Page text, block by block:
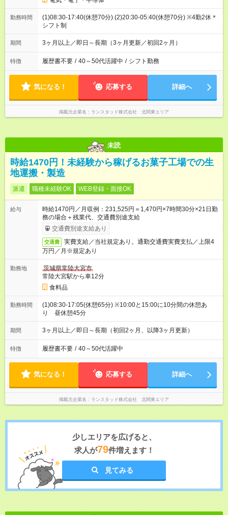
勤務時間
(1)08:30-17:40(休憩70分) (2)20:30-05:40(休憩70分) ※4勤2休＊
シフト制
期間 3ヶ月以上／即日～長期（3ヶ月更新／初回2ヶ月）
特徴 履歴書不要 / 40～50代活躍中 / シフト勤務
気になる！ 応募する 詳細へ
掲載元企業名 ランスタッド株式会社 北関東エリア
未読
時給1470円！未経験から稼げるお菓子工場での生
地運搬・製造
派遣 職種未経験OK WEB登録・面接OK
給与
時給1470円／月収例：231,525円＝1,470円×7時間30分×21日勤
務の場合＋残業代、交通費別途支給
交通費別途支給あり
交通費
実費支給／当社規定あり。通勤交通費実費支払／上限4
万円／月※規定あり
勤務地
茨城県常陸大宮市
常陸大宮駅から車12分
食料品
勤務時間
(1)08:30-17:05(休憩65分) ※10:00と15:00に10分間の休憩あ
り 昼休憩45分
期間 3ヶ月以上／即日～長期（初回2ヶ月、以降3ヶ月更新）
特徴 履歴書不要 / 40～50代活躍中
気になる！ 応募する 詳細へ
掲載元企業名 ランスタッド株式会社 北関東エリア
少しエリアを広げると、
求人が79件増えます！
見てみる